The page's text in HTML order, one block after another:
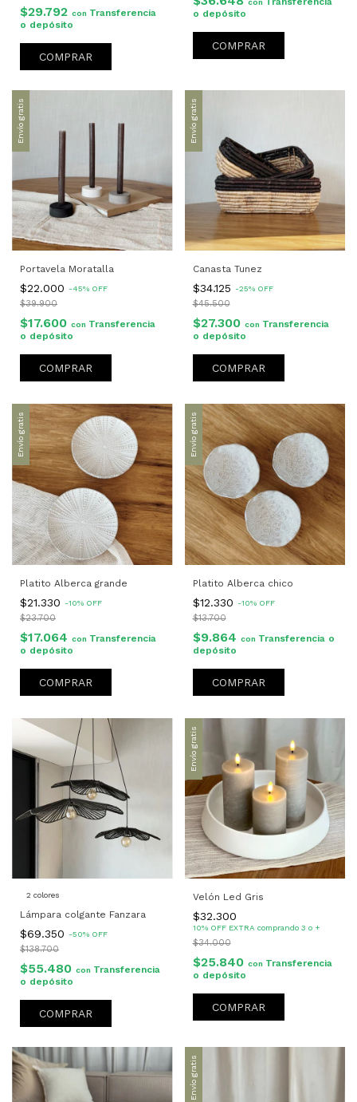
$29.792 con Transferencia
o depósito
COMPRAR
con
o depósito
COMPRAR
Envío gratis
Portavela Moratalla
$22.000 -45% OFF
$39.900
$17.600 con Transferencia
o depósito
Envío gratis
Canasta Tunez
$34.125 -25% OFF
$45.500
$27.300 con Transferencia
o depósito
COMPRAR
Envío gratis
Platito Alberca grande
$21.330 -10% OFF
$23.700
$17.064 con Transferencia
o depósito
Envío gratis
Platito Alberca chico
$12.330 -10% OFF
$13.700
$9.864 con Transferencia o
depósito
2 colores
Lámpara colgante Fanzara
$69.350 -50% OFF
$138.700
$55.480 con Transferencia
o depósito
COMPRAR
Envío gratis
Velón Led Gris
$32.300
10% OFF EXTRA comprando 3 o +
$34.000
$25.840 con Transferencia
o depósito
COMPRAR
Envío gratis